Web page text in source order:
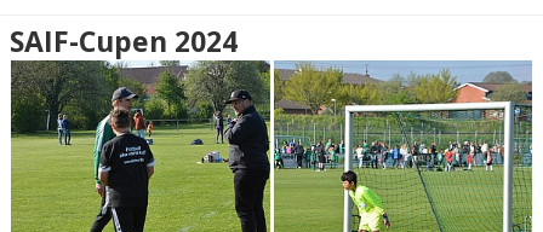
TRUPPEN
BILDGALLERI
DOKUMENT
KONTAKT
SAIF-Cupen 2024